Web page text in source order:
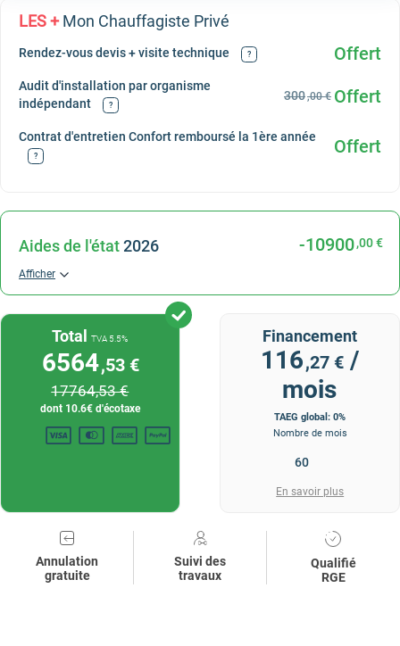
LES +Mon Chauffagiste Privé
Rendez-vous devis + visite technique ? Offert
Audit d'installation par organisme
indépendant
? Offert
300,00 €
Contrat d'entretien Confort remboursé la 1ère année
? Offert
Aides de l'état2026 -10900,00 €
Afficher
TotalTVA 5.5%
6564,53 €
17764,53 €
dont 10.6€ d'écotaxe
Financement
116,27 € /
mois
TAEG global: 0%
Nombre de mois
En savoir plus
Annulation
gratuite
Suivi des
travaux
Qualifié
RGE